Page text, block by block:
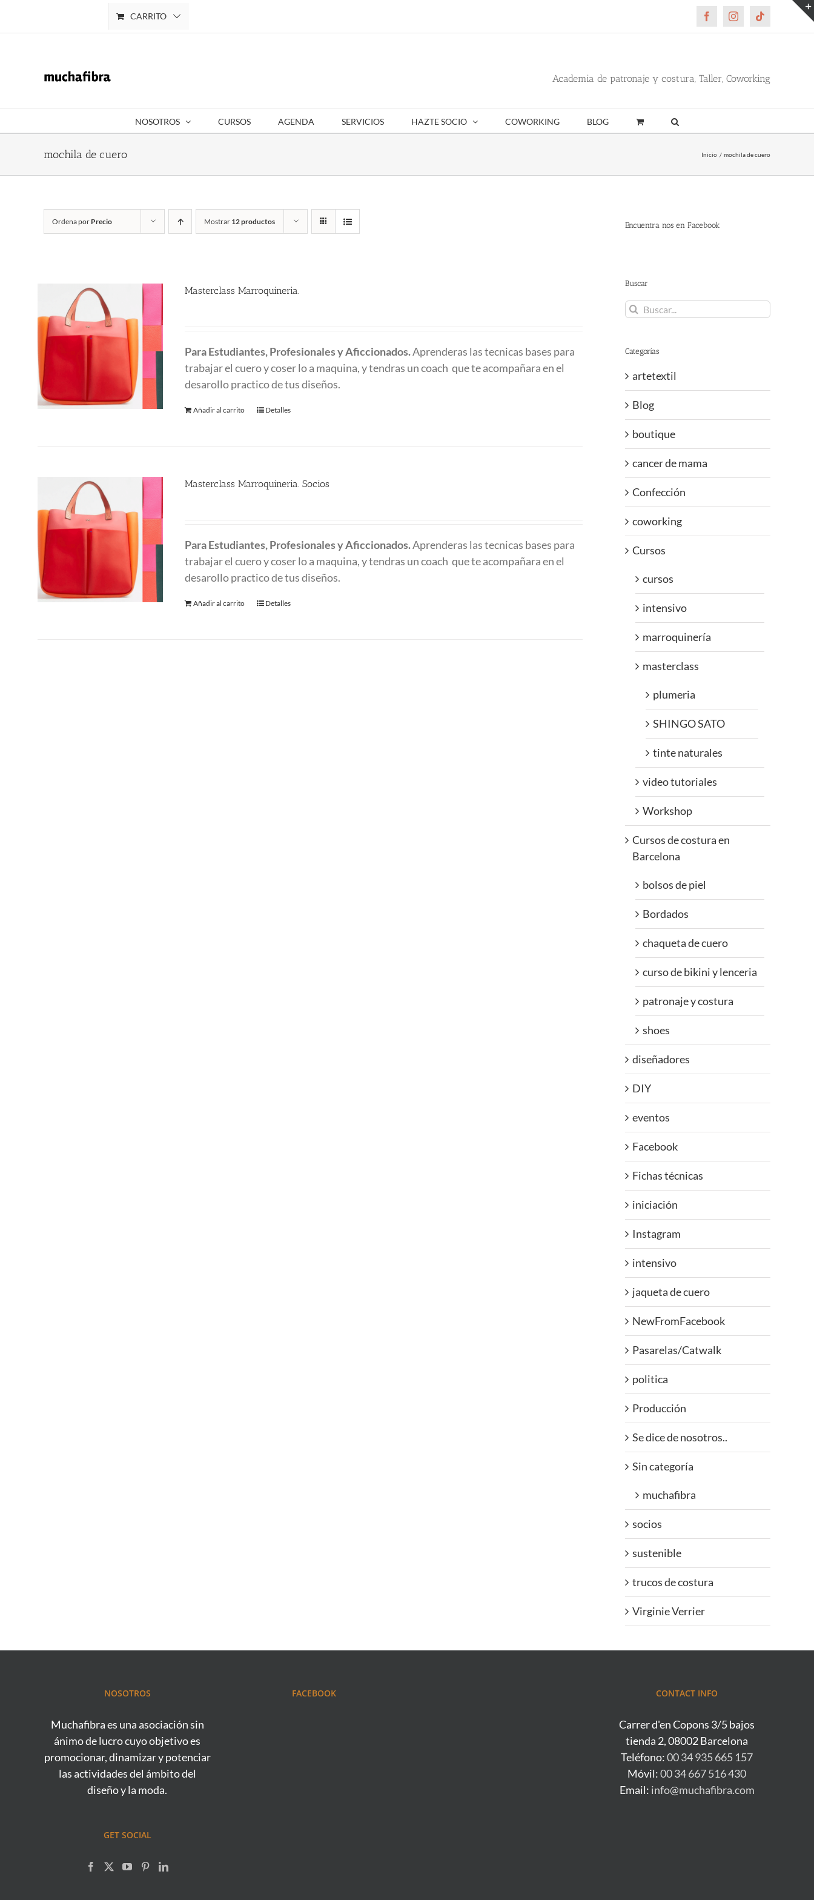
CARRITO FacebookInstagramTiktok
Academia de patronaje y costura, Taller, Coworking
NOSOTROS CURSOS AGENDA SERVICIOS HAZTE SOCIO COWORKING BLOG
mochila de cuero Inicio mochila de cuero
Ordena por Precio Mostrar 12 productos
Masterclass Marroquineria.
Para Estudiantes, Profesionales y Aficcionados.Aprenderas las tecnicas bases para
trabajar el cuero y coser lo a maquina, y tendras un coach que te acompañara en el
desarollo practico de tus diseños.
Añadir al carrito Detalles
Masterclass Marroquineria. Socios
Para Estudiantes, Profesionales y Aficcionados.Aprenderas las tecnicas bases para
trabajar el cuero y coser lo a maquina, y tendras un coach que te acompañara en el
desarollo practico de tus diseños.
Añadir al carrito Detalles
Encuentra nos en Facebook
Buscar
Buscar:
Categorías
artetextil
Blog
boutique
cancer de mama
Confección
coworking
Cursos
cursos
intensivo
marroquinería
masterclass
plumeria
SHINGO SATO
tinte naturales
video tutoriales
Workshop
Cursos de costura en
Barcelona
bolsos de piel
Bordados
chaqueta de cuero
curso de bikini y lenceria
patronaje y costura
shoes
diseñadores
DIY
eventos
Facebook
Fichas técnicas
iniciación
Instagram
intensivo
jaqueta de cuero
NewFromFacebook
Pasarelas/Catwalk
politica
Producción
Se dice de nosotros..
Sin categoría
muchafibra
socios
sustenible
trucos de costura
Virginie Verrier
NOSOTROS
Muchafibra es una asociación sin
ánimo de lucro cuyo objetivo es
promocionar, dinamizar y potenciar
las actividades del ámbito del
diseño y la moda.
GET SOCIAL
FACEBOOK CONTACT INFO
Carrer d'en Copons 3/5 bajos
tienda 2, 08002 Barcelona
Teléfono:00 34 935 665 157
Móvil:00 34 667 516 430
Email: info@muchafibra.com